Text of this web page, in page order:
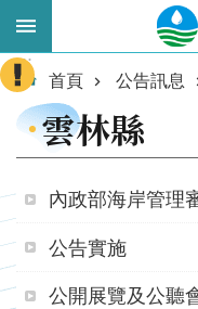
跳到主要內容區塊
進
階
搜
:::
首頁 公告訊息
雲林縣
內政部海岸管理
公告實施
公開展覽及公聽